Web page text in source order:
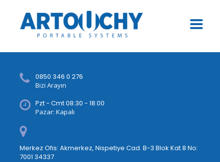
0850 346 0 276
Bizi Arayın
Pzt - Cmt 08:30 - 18:00
Pazar: Kapalı
Merkez Ofis: Akmerkez, Nispetiye Cad. B-3 Blok Kat 8 No:
7001 34337